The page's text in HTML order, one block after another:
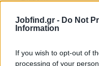
Jobfind.gr - Do Not
Information
If you wish to opt-out of
processing of your
Ανταγωνιστικός